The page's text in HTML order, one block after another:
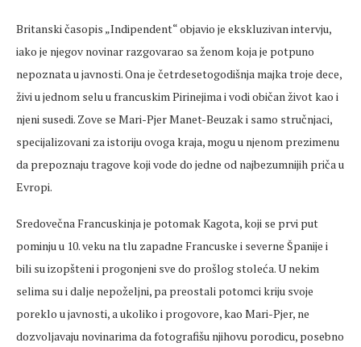
Britanski časopis „Indipendent“ objavio je ekskluzivan intervju,
iako je njegov novinar razgovarao sa ženom koja je potpuno
nepoznata u javnosti. Ona je četrdesetogodišnja majka troje dece,
živi u jednom selu u francuskim Pirinejima i vodi običan život kao i
njeni susedi. Zove se Mari-Pjer Manet-Beuzak i samo stručnjaci,
specijalizovani za istoriju ovoga kraja, mogu u njenom prezimenu
da prepoznaju tragove koji vode do jedne od najbezumnijih priča u
Evropi.
Sredovečna Francuskinja je potomak Kagota, koji se prvi put
pominju u 10. veku na tlu zapadne Francuske i severne Španije i
bili su izopšteni i progonjeni sve do prošlog stoleća. U nekim
selima su i dalje nepoželjni, pa preostali potomci kriju svoje
poreklo u javnosti, a ukoliko i progovore, kao Mari-Pjer, ne
dozvoljavaju novinarima da fotografišu njihovu porodicu, posebno